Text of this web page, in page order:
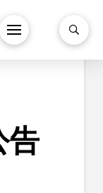
告